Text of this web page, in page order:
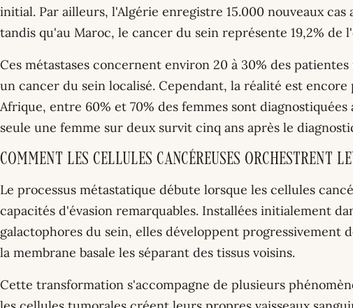
initial. Par ailleurs, l'Algérie enregistre 15.000 nouveaux cas
tandis qu'au Maroc, le cancer du sein représente 19,2% de
Ces métastases concernent environ 20 à 30% des
un cancer du sein localisé. Cependant, la réalité est
Afrique, entre 60% et 70% des femmes sont diagnostiquées
seule une femme sur deux survit cinq ans après le
Comment les cellules cancéreuses orchestrent
Le processus métastatique débute lorsque les cellules
capacités d'évasion remarquables. Installées initialement
galactophores du sein, elles développent progressivement
la membrane basale les séparant des tissus voisins.
Cette transformation s'accompagne de plusieurs